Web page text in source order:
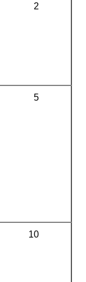
2
5
10